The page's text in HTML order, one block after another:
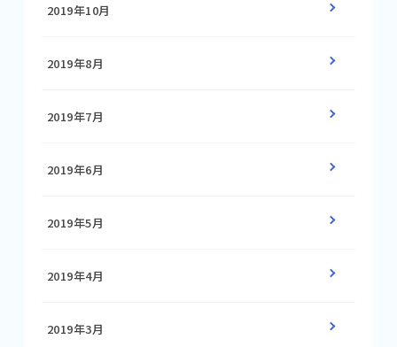
2019年10月
2019年8月
2019年7月
2019年6月
2019年5月
2019年4月
2019年3月